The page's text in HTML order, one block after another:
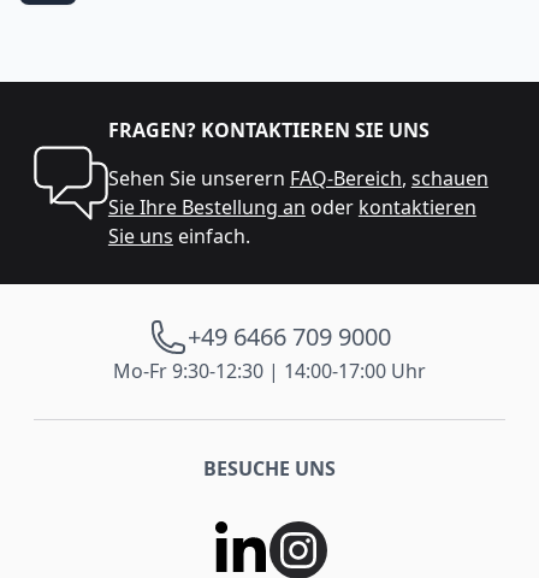
FRAGEN? KONTAKTIEREN SIE UNS
Sehen Sie unserern FAQ-Bereich, schauen
Sie Ihre Bestellung an oder kontaktieren
Sie uns einfach.
+49 6466 709 9000
Mo-Fr 9:30-12:30 | 14:00-17:00 Uhr
BESUCHE UNS